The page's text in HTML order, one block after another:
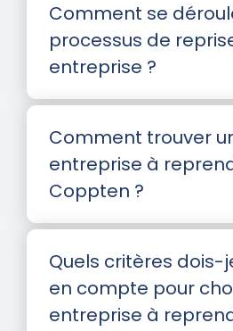
Comment se
processus de
entreprise ?
Comment trouver
entreprise à
Coppten ?
Quels critères dois-
en compte pour
entreprise à